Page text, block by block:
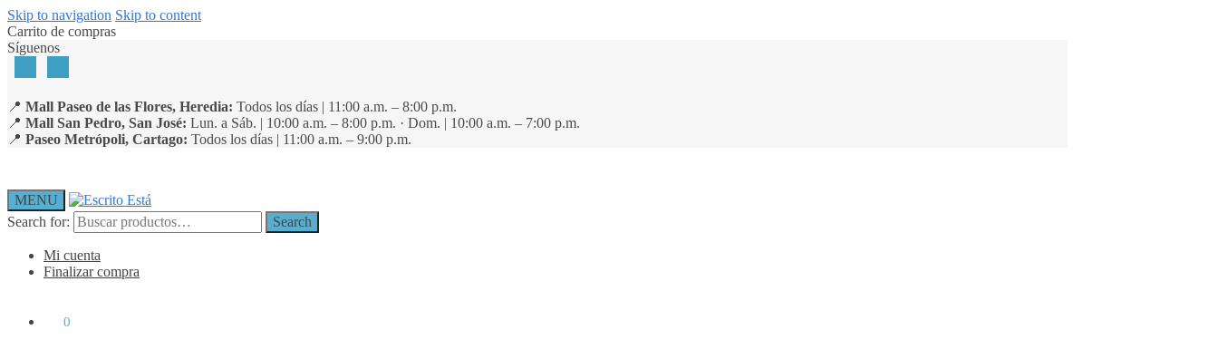
Skip to navigation Skip to content
Carrito de compras
Síguenos
📍 Mall Paseo de las Flores, Heredia: Todos los días | 11:00 a.m. – 8:00 p.m.
📍 Mall San Pedro, San José: Lun. a Sáb. | 10:00 a.m. – 8:00 p.m. · Dom. | 10:00 a.m. – 7:00 p.m.
📍 Paseo Metrópoli, Cartago: Todos los días | 11:00 a.m. – 9:00 p.m.
MENU
Search for:
Search
Mi cuenta
Finalizar compra
0